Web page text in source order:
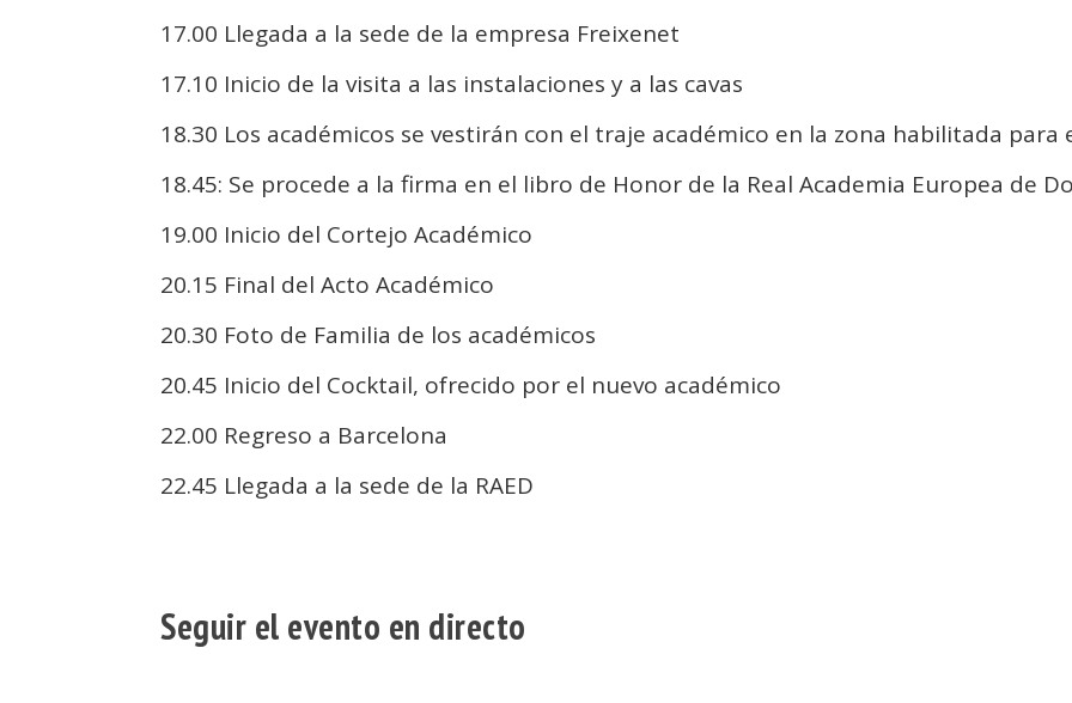
17.00 Llegada a la sede de la empresa Freixenet
17.10 Inicio de la visita a las instalaciones y a las cavas
18.30 Los académicos se vestirán con el traje académico en la zona habilitada para
18.45: Se procede a la firma en el libro de Honor de la Real Academia Europea de
19.00 Inicio del Cortejo Académico
20.15 Final del Acto Académico
20.30 Foto de Familia de los académicos
20.45 Inicio del Cocktail, ofrecido por el nuevo académico
22.00 Regreso a Barcelona
22.45 Llegada a la sede de la RAED
Seguir el evento en directo